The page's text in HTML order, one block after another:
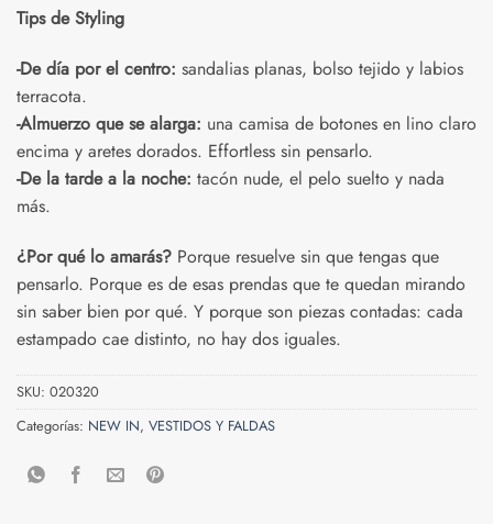
Tips de Styling
-De día por el centro: sandalias planas, bolso tejido y labios
terracota.
-Almuerzo que se alarga: una camisa de botones en lino claro
encima y aretes dorados. Effortless sin pensarlo.
-De la tarde a la noche: tacón nude, el pelo suelto y nada
más.
¿Por qué lo amarás? Porque resuelve sin que tengas que
pensarlo. Porque es de esas prendas que te quedan mirando
sin saber bien por qué. Y porque son piezas contadas: cada
estampado cae distinto, no hay dos iguales.
SKU: 020320
Categorías: NEW IN, VESTIDOS Y FALDAS